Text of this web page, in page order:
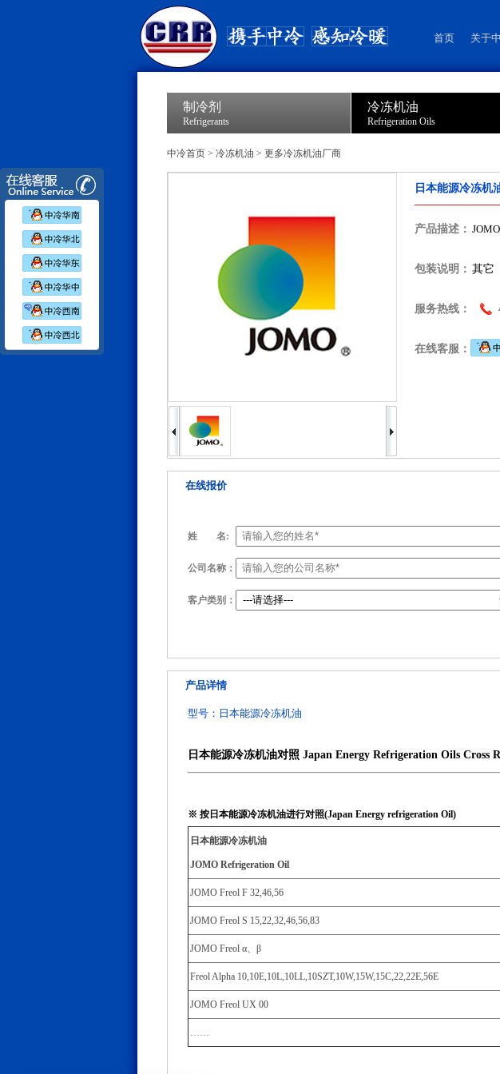
首页 关于
制冷剂
Refrigerants
冷冻机油
Refrigeration Oils
中冷首页 > 冷冻机油 > 更多冷冻机油厂商
日本能源冷冻机
产品描述： JOMO
包装说明： 其它
服务热线：
在线客服：
在线报价
姓 名:
公司名称：
客户类别：
产品详情
型号：日本能源冷冻机油
日本能源冷冻机油对照 Japan Energy Refrigeration Oils Cross
※ 按日本能源冷冻机油进行对照(Japan Energy refrigeration Oil)
日本能源冷冻机油
JOMO Refrigeration Oil
JOMO Freol F 32,46,56
JOMO Freol S 15,22,32,46,56,83
JOMO Freol α、β
Freol Alpha 10,10E,10L,10LL,10SZT,10W,15W,15C,22,22E,56E
JOMO Freol UX 00
……